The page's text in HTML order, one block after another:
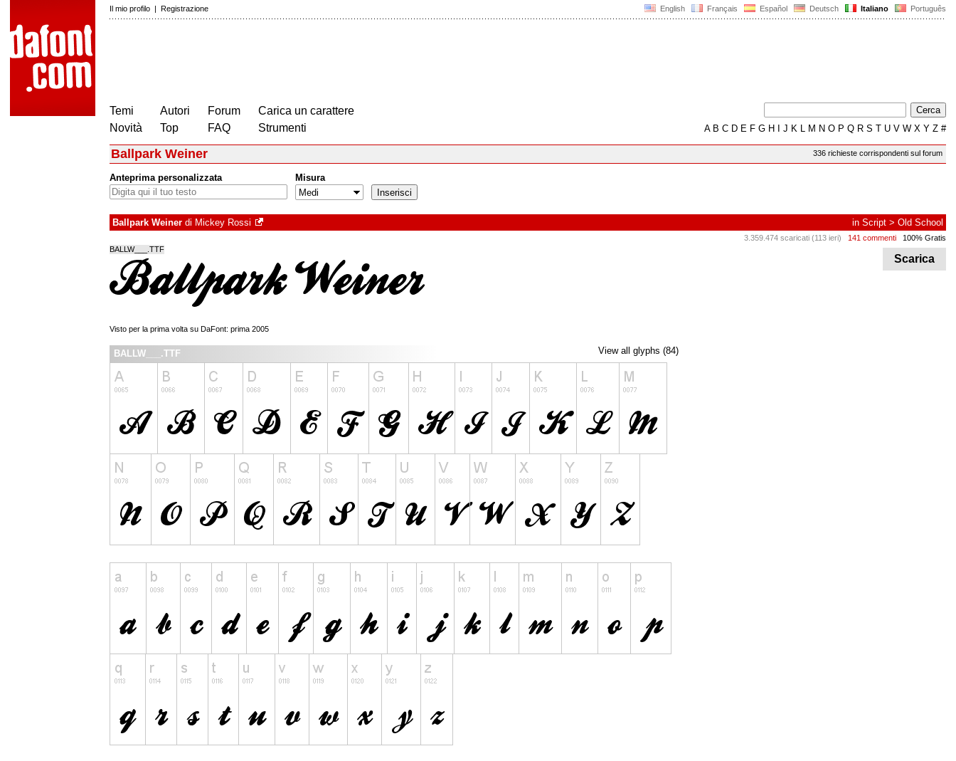
English Français Español Deutsch Italiano Português
Il mio profilo | Registrazione
Temi
Novità
Autori
Top
Forum
FAQ
Carica un carattere
Strumenti
AB C D E F G H J K L M N O P Q R S T U V W X Y Z #
336 richieste corrispondenti sul forum
Ballpark Weiner
Anteprima personalizzata Misura
Ballpark Weiner di Mickey Rossi in Script > Old School
3.359.474 scaricati (113 ieri) 141 commenti 100% Gratis
Scarica
BALLW___.TTF
Visto per la prima volta su DaFont: prima 2005
View all glyphs (84)
BALLW___.TTF